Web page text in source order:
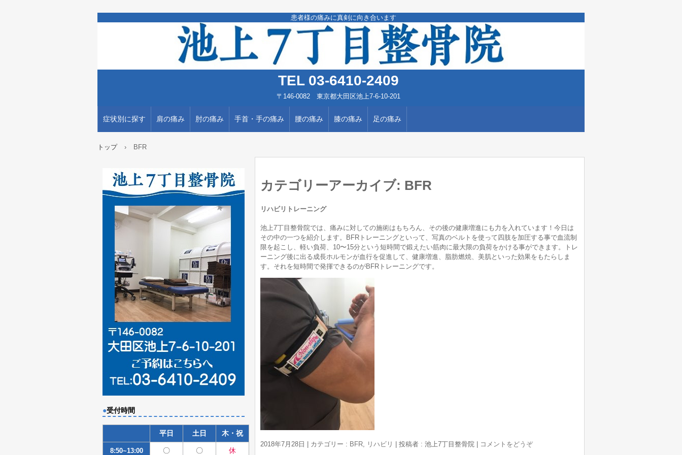
患者様の痛みに真剣に向き合います
TEL 03-6410-2409
〒146-0082 東京都大田区池上7-6-10-201
症状別に探す 肩の痛み 肘の痛み 手首・手の痛み 腰の痛み 膝の痛み 足の痛み
トップ › BFR
カテゴリーアーカイブ: BFR
リハビリトレーニング
池上7丁目整骨院では、痛みに対しての施術はもちろん、その後の健康増進にも力を入れています！今日は
その中の一つを紹介します。BFRトレーニングといって、写真のベルトを使って四肢を加圧する事で血流制
限を起こし、軽い負荷、10〜15分という短時間で鍛えたい筋肉に最大限の負荷をかける事ができます。トレ
ーニング後に出る成長ホルモンが血行を促進して、健康増進、脂肪燃焼、美肌といった効果をもたらしま
す。それを短時間で発揮できるのがBFRトレーニングです。
2018年7月28日 | カテゴリー : BFR リハビリ | 投稿者 : 池上7丁目整骨院 | コメントをどうぞ
●受付時間
平日 土日 木・祝
8:50~13:00 〇 〇 休